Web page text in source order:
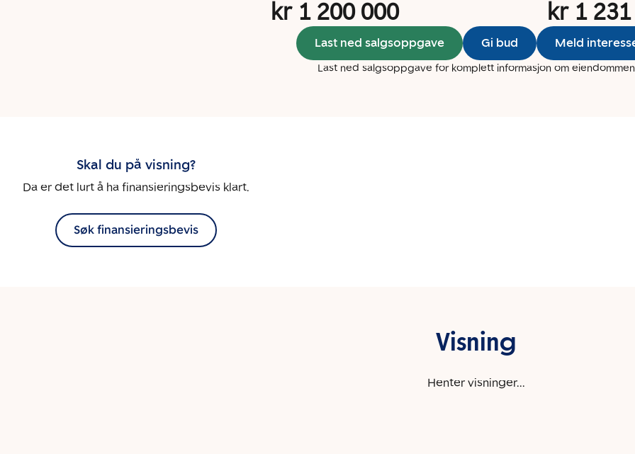
kr 1 200 000 kr 1
Last ned salgsoppgave Gi bud Meld
Last ned salgsoppgave for komplett informasjon om eiendommen
Skal du på visning?
Da er det lurt å ha finansieringsbevis klart.
Søk finansieringsbevis
Visning
Henter visninger...